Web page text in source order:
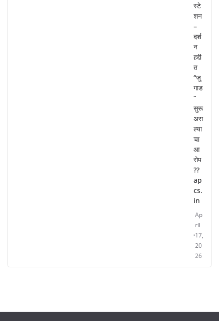
स्टे
शन
–
दर्श
न
हद्दी
त
“जु
गाड
”
सुरू
अस
ल्या
चा
आ
रोप
??
ap
cs.
in
Ap
ril
17,
20
26